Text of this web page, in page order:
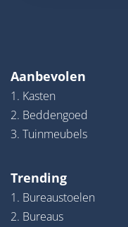
Aanbevolen
1. Kasten
2. Beddengoed
3. Tuinmeubels
Trending
1. Bureaustoelen
2. Bureaus